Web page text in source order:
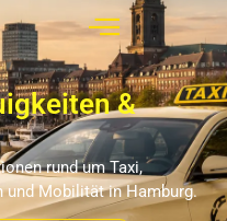
&
rund um Taxi,
und Mobilität in Hamburg.